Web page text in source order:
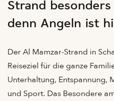
Strand
denn Angeln ist
Der Al Mamzar-Strand in
Reiseziel für die ganze
Unterhaltung, Entspannung,
und Sport. Das Besondere